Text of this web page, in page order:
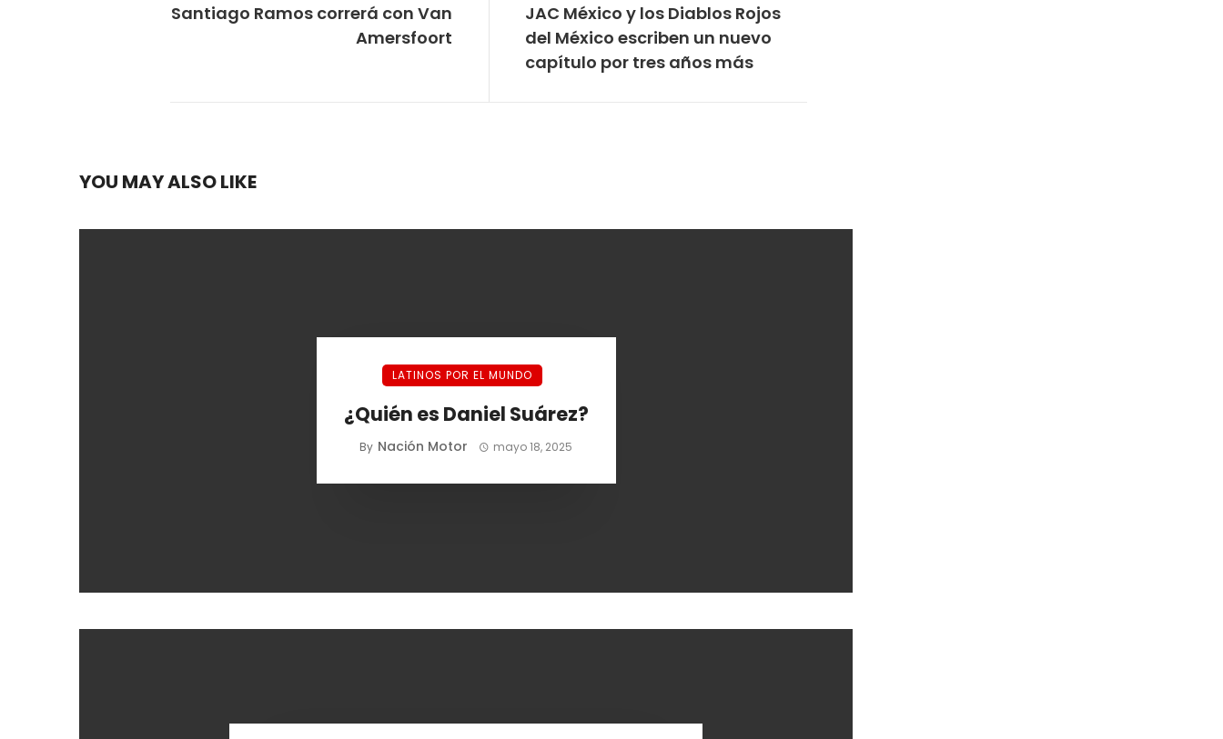
Santiago Ramos correrá con Van
Amersfoort
JAC México y los Diablos Rojos
del México escriben un nuevo
capítulo por tres años más
YOU MAY ALSO LIKE
LATINOS POR EL MUNDO
¿Quién es Daniel Suárez?
By Nación Motor mayo 18, 2025